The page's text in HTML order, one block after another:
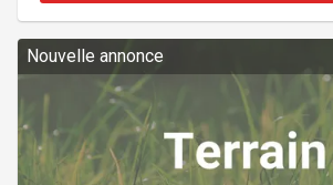
EXCLUSIONS--À proximité :
Nouvelle annonce